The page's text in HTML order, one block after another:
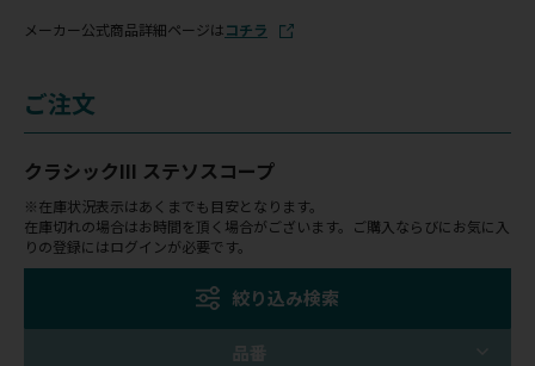
メーカー公式商品詳細ページはコチラ
ご注文
クラシックIII ステソスコープ
※在庫状況表示はあくまでも目安となります。
在庫切れの場合はお時間を頂く場合がございます。ご購入ならびにお気に入
りの登録にはログインが必要です。
絞り込み検索
品番